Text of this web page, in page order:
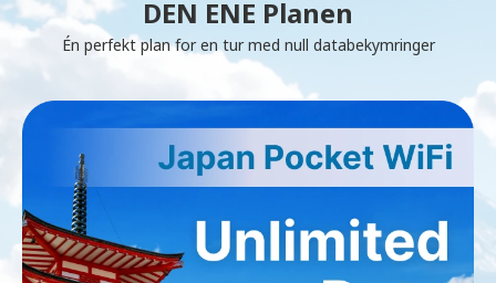
DEN ENE Planen
Én perfekt plan for en tur med null databekymringer